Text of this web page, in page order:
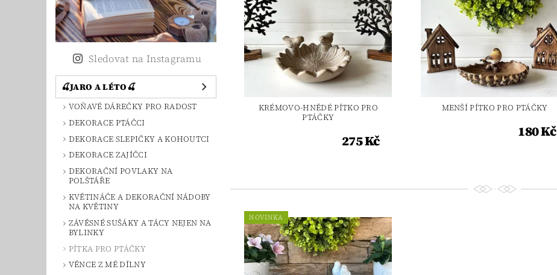
Sledovat na Instagramu
🍒JARO A LÉTO🍒
VOŇAVÉ DÁREČKY PRO RADOST
DEKORACE PTÁČCI
DEKORACE SLEPIČKY A KOHOUTCI
DEKORACE ZAJÍČCI
DEKORAČNÍ POVLAKY NA
POLŠTÁŘE
KVĚTINÁČE A DEKORAČNÍ NÁDOBY
NA KVĚTINY
ZÁVĚSNÉ SUŠÁKY A TÁCY NEJEN NA
BYLINKY
PÍTKA PRO PTÁČKY
VĚNCE Z MÉ DÍLNY
KRÉMOVO-HNĚDÉ PÍTKO PRO
PTÁČKY
275 Kč
MENŠÍ PÍTKO PRO PTÁČKY
180 Kč
NOVINKA